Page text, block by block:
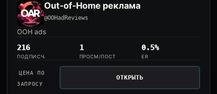
Out-of-Home реклама
@OOHadReviews
OOH ads
216
ПОДПИСЧ.
1
ПРОСМ/ПОСТ
0.5%
ER
ЦЕНА ПО
ЗАПРОСУ
ОТКРЫТЬ